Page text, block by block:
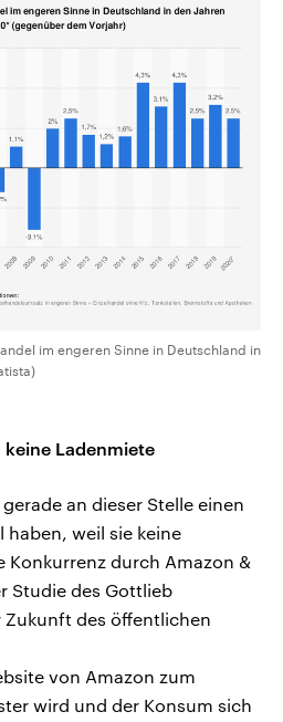
im engeren Sinne in Deutschland in
Ladenmiete
an dieser Stelle einen
weil sie keine
Konkurrenz durch Amazon &
Studie des Gottlieb
des öffentlichen
von Amazon zum
wird und der Konsum sich